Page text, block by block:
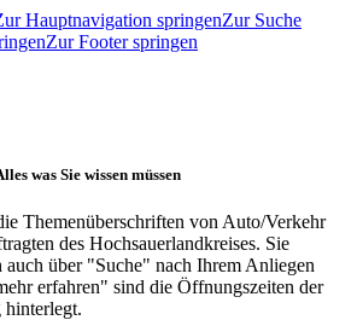
Hauptnavigation springenZur Suche
Zur Footer springen
was Sie wissen müssen
Themenüberschriften von Auto/Verkehr
des Hochsauerlandkreises. Sie
auch über "Suche" nach Ihrem Anliegen
erfahren" sind die Öffnungszeiten der